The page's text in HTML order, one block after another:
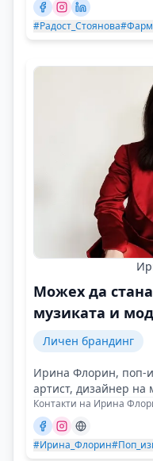
#Радост_Стоянова
Можех да
музиката и
Личен брандинг
Ирина Флорин, поп-
артист, дизайнер на
Контакти на Ирина
#Ирина_Флорин